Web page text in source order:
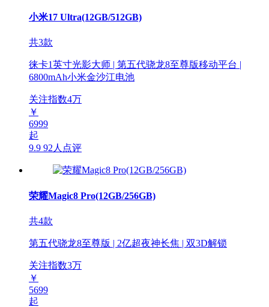
小米17 Ultra(12GB/512GB)
共3款
徕卡1英寸光影大师 | 第五代骁龙8至尊版移动平台 |
6800mAh小米金沙江电池
关注指数4万
￥
6999
起
9.9 92人点评
荣耀Magic8 Pro(12GB/256GB)
共4款
第五代骁龙8至尊版 | 2亿超夜神长焦 | 双3D解锁
关注指数3万
￥
5699
起